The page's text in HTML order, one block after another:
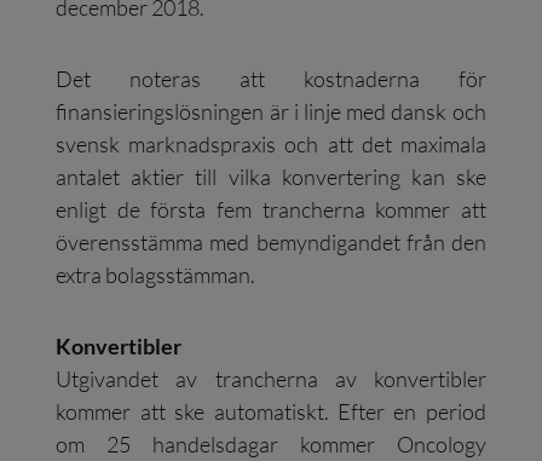
december 2018.
Det noteras att kostnaderna för
finansieringslösningen är i linje med dansk och
svensk marknadspraxis och att det maximala
antalet aktier till vilka konvertering kan ske
enligt de första fem trancherna kommer att
överensstämma med bemyndigandet från den
extra bolagsstämman.
Konvertibler
Utgivandet av trancherna av konvertibler
kommer att ske automatiskt. Efter en period
om 25 handelsdagar kommer Oncology